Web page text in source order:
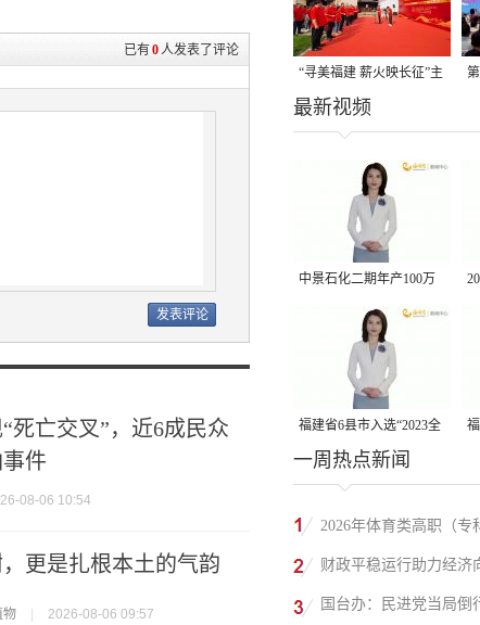
已有0人发表了评论
死亡交叉”，近6成民众
件
08-06 10:54
更是扎根本土的气韵
物 2026-08-06 09:57
“寻美福建 薪火映长征”主
题活动在龙岩长汀启动
最新视频
中景石化二期年产100万
吨丙烷脱氢项目建成中交
福建省6县市入选“2023全
国县域发展潜力百强县”
一周热点新闻
2026年体育类高职（专
填报
财政平稳运行助力经济
国台办：民进党当局倒